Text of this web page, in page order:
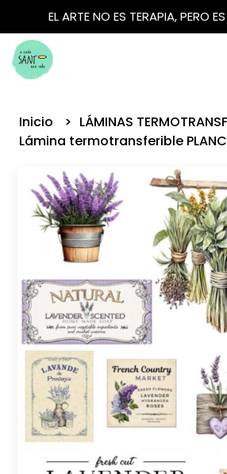
EL ARTE NO ES TERAPIA, PERO
Inicio
LÁMINAS
Lámina termotransferible